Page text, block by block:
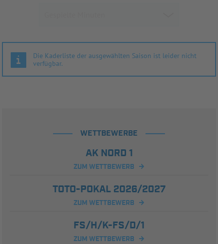
Die Kaderliste der ausgewählten Saison ist leider nicht
verfügbar.
WETTBEWERBE
AK NORD 1
ZUM WETTBEWERB
TOTO-POKAL 2026/2027
ZUM WETTBEWERB
FS/H/K-FS/D/1
ZUM WETTBEWERB